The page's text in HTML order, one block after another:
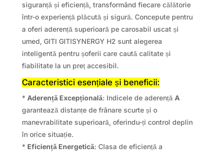
siguranță și eficiență, transformând fiecare călătorie
într-o experiență plăcută și sigură. Concepute pentru
a oferi aderență superioară pe carosabil uscat și
umed, GITI GITISYNERGY H2 sunt alegerea
inteligentă pentru șoferii care caută calitate și
fiabilitate la un preț accesibil.
Caracteristici esențiale și beneficii:
* Aderență Excepțională: Indicele de aderență A
garantează distanțe de frânare scurte și o
manevrabilitate superioară, oferindu-ți control deplin
în orice situație.
* Eficiență Energetică: Clasa de eficiență a